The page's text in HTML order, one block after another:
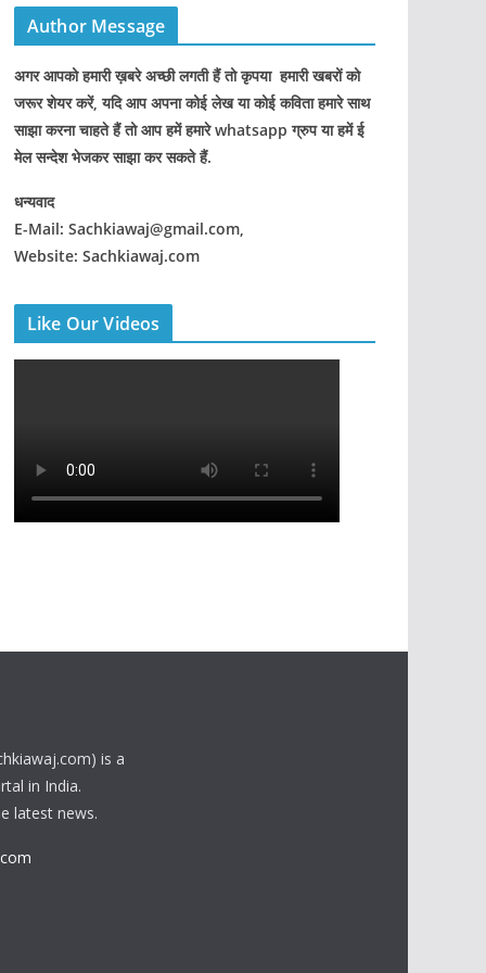
Author Message
अगर आपको हमारी ख़बरे अच्छी लगती हैं तो कृपया हमारी खबरों को
जरूर शेयर करें, यदि आप अपना कोई लेख या कोई कविता हमारे साथ
साझा करना चाहते हैं तो आप हमें हमारे whatsapp ग्रुप या हमें ई
मेल सन्देश भेजकर साझा कर सकते हैं.
धन्यवाद
E-Mail: Sachkiawaj@gmail.com,
Website: Sachkiawaj.com
Like Our Videos
is a
in India.
latest news.